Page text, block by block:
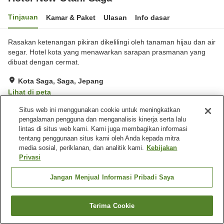
Tinjauan Kamar & Paket Ulasan Info dasar
Rasakan ketenangan pikiran dikelilingi oleh tanaman hijau dan air
segar. Hotel kota yang menawarkan sarapan prasmanan yang
dibuat dengan cermat.
Kota Saga, Saga, Jepang
Lihat di peta
Sangat baik Ulasan: 244
Fasilitas properti
Tempat parkir
Spa / Salon kecantikan
Restoran
Beranda Jepang Saga Kota Saga Hotel New Otani Saga
Cari kamar
Situs web ini menggunakan cookie untuk meningkatkan
pengalaman pengguna dan menganalisis kinerja serta lalu
lintas di situs web kami. Kami juga membagikan informasi
tentang penggunaan situs kami oleh Anda kepada mitra
media sosial, periklanan, dan analitik kami. Kebijakan
Privasi
Jangan Menjual Informasi Pribadi Saya
Terima Cookie